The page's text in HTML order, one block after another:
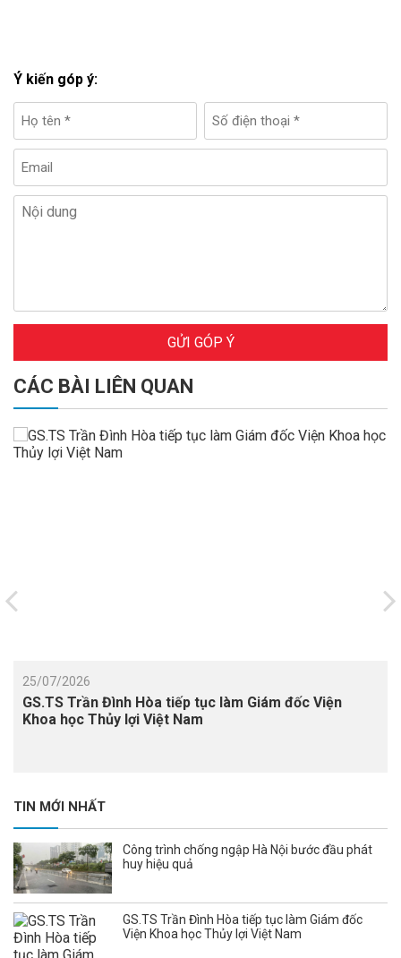
Ý kiến góp ý:
GỬI GÓP Ý
CÁC BÀI LIÊN QUAN
25/07/2026
GS.TS Trần Đình Hòa tiếp tục làm Giám đốc Viện
Khoa học Thủy lợi Việt Nam
TIN MỚI NHẤT
Công trình chống ngập Hà Nội bước đầu phát
huy hiệu quả
GS.TS Trần Đình Hòa tiếp tục làm Giám đốc
Viện Khoa học Thủy lợi Việt Nam